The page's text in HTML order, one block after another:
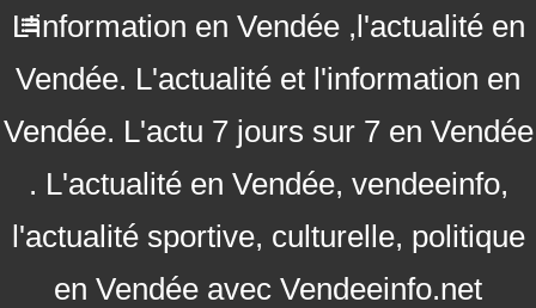
L'information en Vendée ,l'actualité en
Vendée. L'actualité et l'information en
Vendée. L'actu 7 jours sur 7 en Vendée
. L'actualité en Vendée, vendeeinfo,
l'actualité sportive, culturelle, politique
en Vendée avec Vendeeinfo.net